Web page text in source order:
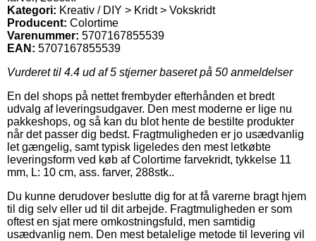
Kategori: Kreativ / DIY > Kridt > Vokskridt
Producent: Colortime
Varenummer: 5707167855539
EAN: 5707167855539
Vurderet til 4.4 ud af 5 stjerner baseret på 50 anmeldelser
En del shops på nettet frembyder efterhånden et bredt
udvalg af leveringsudgaver. Den mest moderne er lige nu
pakkeshops, og så kan du blot hente de bestilte produkter
når det passer dig bedst. Fragtmuligheden er jo usædvanlig
let gængelig, samt typisk ligeledes den mest letkøbte
leveringsform ved køb af Colortime farvekridt, tykkelse 11
mm, L: 10 cm, ass. farver, 288stk..
Du kunne derudover beslutte dig for at få varerne bragt hjem
til dig selv eller ud til dit arbejde. Fragtmuligheden er som
oftest en sjat mere omkostningsfuld, men samtidig
usædvanlig nem. Den mest betalelige metode til levering vil